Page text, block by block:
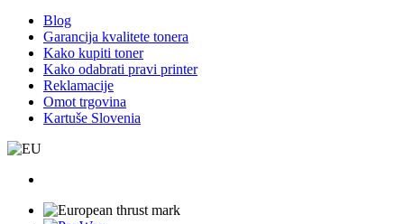
Blog
Garancija kvalitete tonera
Kako kupiti toner
Kako odabrati pravi printer
Reklamacije
Omot trgovina
Kartuše Slovenia